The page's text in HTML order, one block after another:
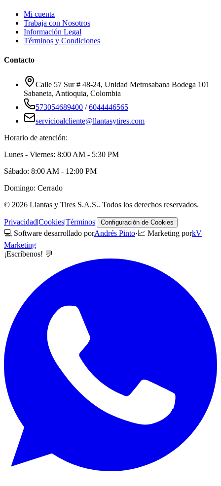
Mi cuenta
Trabaja con Nosotros
Información Legal
Términos y Condiciones
Contacto
Calle 57 Sur # 48-24, Unidad Metrosabana Bodega 101
Sabaneta, Antioquia, Colombia
573054689400 /6044446565
servicioalcliente@llantasytires.com
Horario de atención:
Lunes - Viernes: 8:00 AM - 5:30 PM
Sábado: 8:00 AM - 12:00 PM
Domingo: Cerrado
© 2026 Llantas y Tires S.A.S.. Todos los derechos reservados.
Privacidad|Cookies|Términos| Configuración de Cookies
💻 Software desarrollado porAndrés Pinto·📈 Marketing porkV
Marketing
¡Escríbenos! 💬